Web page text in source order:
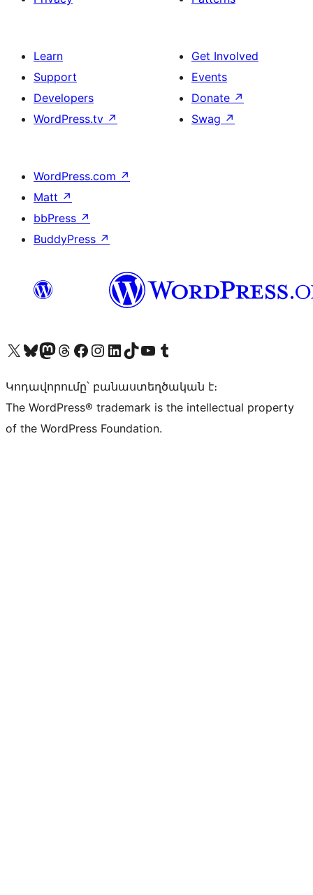
Learn
Support
Developers
WordPress.tv ↗
Get Involved
Events
Donate ↗
Swag ↗
WordPress.com ↗
Matt ↗
bbPress ↗
BuddyPress ↗
Visit our X (formerly Twitter) account
Visit our Bluesky account
Visit our Mastodon account
Visit our Threads account
Visit our Facebook page
Visit our Instagram account
Visit our LinkedIn account
Visit our TikTok account
Visit our YouTube channel
Visit our Tumblr account
Կոդավորումը՝ բանաստեղծական է։
The WordPress® trademark is the intellectual property
of the WordPress Foundation.